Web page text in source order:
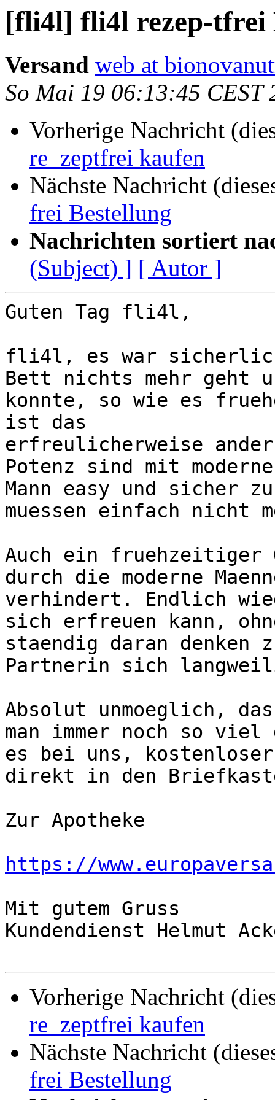
[fli4l] fli4l rezep-tfrei
Versand web at
So Mai 19 06:13:45 CEST
Vorherige Nachricht
re_zeptfrei kaufen
Nächste Nachricht
frei Bestellung
Nachrichten sortiert
(Subject) ] [ Autor ]
Guten Tag fli4l,
fli4l, es war
Bett nichts mehr geht
konnte, so wie es
ist das
erfreulicherweise
Potenz sind mit
Mann easy und sicher
muessen einfach nicht
Auch ein fruehzeitiger
durch die moderne
verhindert. Endlich
sich erfreuen kann,
staendig daran denken
Partnerin sich
Absolut unmoeglich,
man immer noch so viel
es bei uns,
direkt in den
Zur Apotheke
https://
Mit gutem Gruss
Kundendienst Helmut
Vorherige Nachricht
re_zeptfrei kaufen
Nächste Nachricht
frei Bestellung